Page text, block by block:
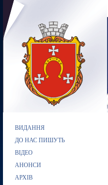
ВИДАННЯ
ДО НАС ПИШУТЬ
ВІДЕО
АНОНСИ
АРХІВ